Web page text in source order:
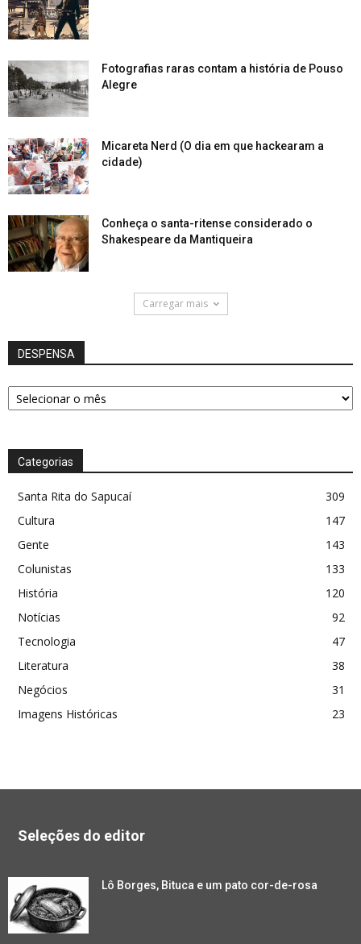
Fotografias raras contam a história de Pouso
Alegre
Micareta Nerd (O dia em que hackearam a
cidade)
Conheça o santa-ritense considerado o
Shakespeare da Mantiqueira
Carregar mais
DESPENSA
DESPENSA
Categorias
Santa Rita do Sapucaí
309
Cultura
147
Gente
143
Colunistas
133
História
120
Notícias
92
Tecnologia
47
Literatura
38
Negócios
31
Imagens Históricas
23
Seleções do editor
Lô Borges, Bituca e um pato cor-de-rosa